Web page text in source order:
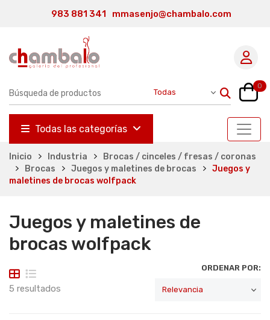
983 881 341 mmasenjo@chambalo.com
0
Todas las categorías
Inicio Industria
Brocas / cinceles / fresas / coronas
Brocas
Juegos y maletines de brocas
Juegos y
maletines de brocas wolfpack
Juegos y maletines de
brocas wolfpack
5 resultados
ORDENAR POR: